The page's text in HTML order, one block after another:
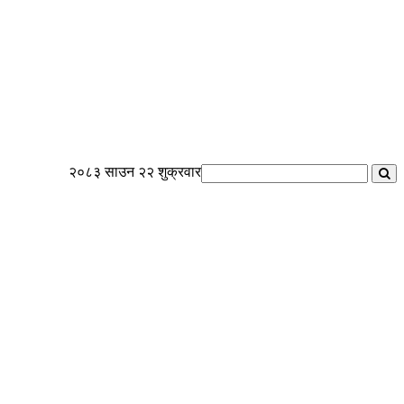
२०८३ साउन २२ शुक्रवार